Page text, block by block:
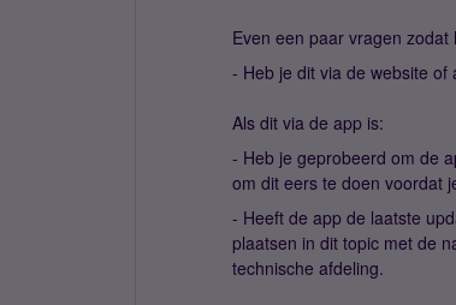
Even een paar vragen
- Heb je dit via de website
Als dit via de app is:
- Heb je geprobeerd om de
om dit eers te doen voordat
- Heeft de app de laatste
plaatsen in dit topic met de
technische afdeling.